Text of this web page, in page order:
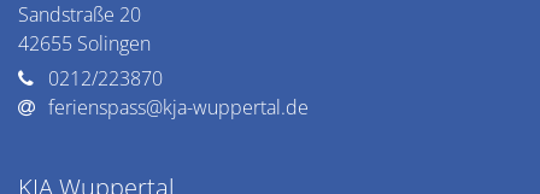
Sandstraße 20
42655 Solingen
0212/223870
ferienspass@kja-wuppertal.de